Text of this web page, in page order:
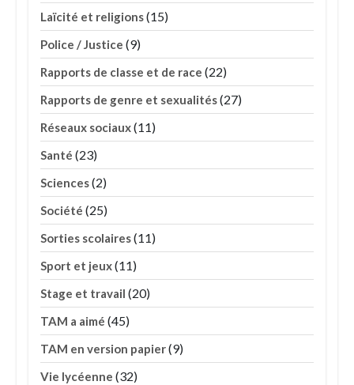
Laïcité et religions(15)
Police / Justice (9)
Rapports de classe et de race (22)
Rapports de genre et sexualités(27)
Réseaux sociaux(11)
Santé (23)
Sciences(2)
Société (25)
Sorties scolaires(11)
Sport et jeux(11)
Stage et travail (20)
TAM a aimé (45)
TAM en version papier(9)
Vie lycéenne (32)